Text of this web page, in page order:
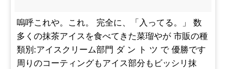
嗚呼これや。これ。 完全に、「入ってる。」 数
多くの抹茶アイスを食べてきた菜瑠やが 市販の種
類別:アイスクリーム部門 ダ ン ト ツ で 優勝です
周りのコーティングもアイス部分もビッシリ抹